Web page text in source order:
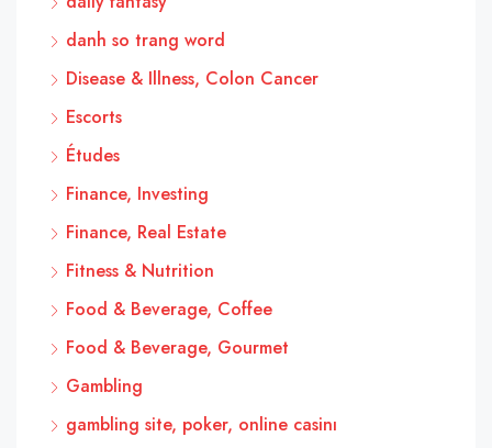
danh so trang word
Disease & Illness, Colon Cancer
Escorts
Études
Finance, Investing
Finance, Real Estate
Fitness & Nutrition
Food & Beverage, Coffee
Food & Beverage, Gourmet
Gambling
gambling site, poker, online casinı